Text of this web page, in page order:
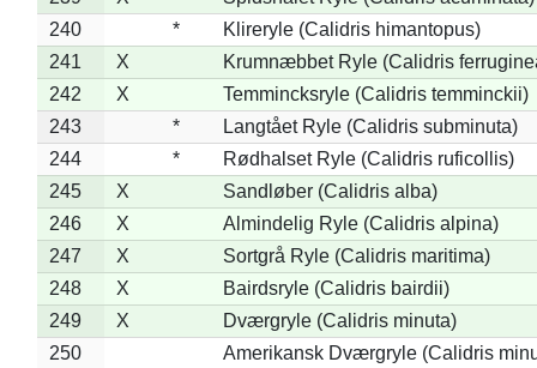
240
*
Klireryle (Calidris himantopus)
241
X
Krumnæbbet Ryle (Calidris
242
X
Temmincksryle (Calidris temminckii)
243
*
Langtået Ryle (Calidris subminuta)
244
*
Rødhalset Ryle (Calidris ruficollis)
245
X
Sandløber (Calidris alba)
246
X
Almindelig Ryle (Calidris alpina)
247
X
Sortgrå Ryle (Calidris maritima)
248
X
Bairdsryle (Calidris bairdii)
249
X
Dværgryle (Calidris minuta)
250
Amerikansk Dværgryle (Calidris